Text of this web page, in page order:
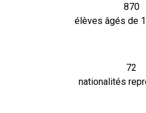
870
élèves âgés de
72
nationalités